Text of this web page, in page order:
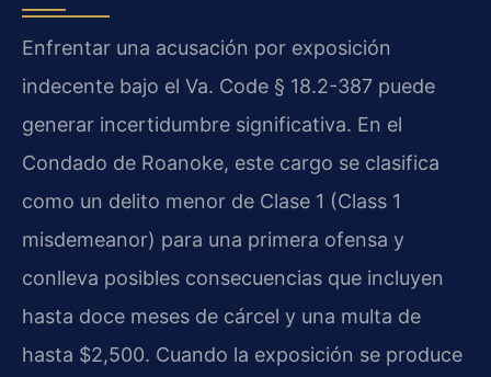
Enfrentar una acusación por exposición
indecente bajo el Va. Code § 18.2-387 puede
generar incertidumbre significativa. En el
Condado de Roanoke, este cargo se clasifica
como un delito menor de Clase 1 (Class 1
misdemeanor) para una primera ofensa y
conlleva posibles consecuencias que incluyen
hasta doce meses de cárcel y una multa de
hasta $2,500. Cuando la exposición se produce